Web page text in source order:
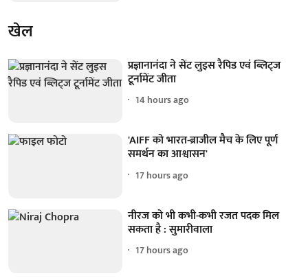
खेल
प्रज्ञानानंदा ने सेंट लुइस रैपिड एवं ब्लिट्ज
टूर्नामेंट जीता
14 hours ago
'AIFF को भारत-ब्राजील मैच के लिए पूर्ण
समर्थन का आश्वासन'
17 hours ago
नीरज को भी कभी-कभी रजत पदक मिल
सकता है : सुमारीवाला
17 hours ago